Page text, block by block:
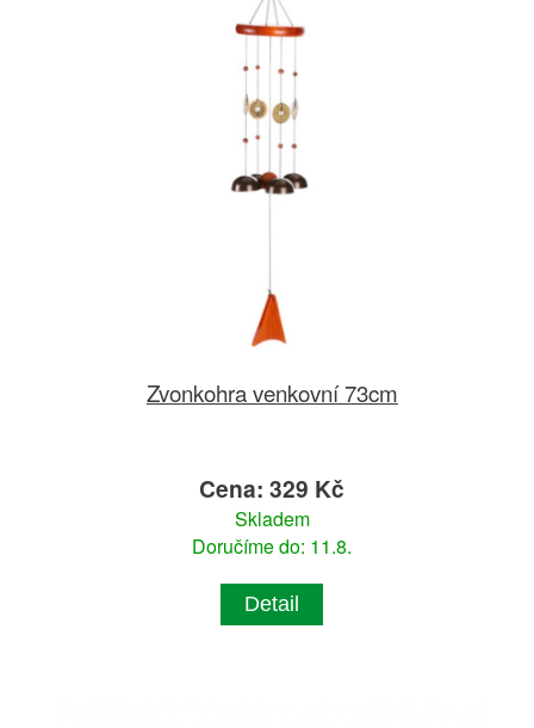
Zvonkohra venkovní 73cm
Cena: 329 Kč
Skladem
Doručíme do: 11.8.
Detail